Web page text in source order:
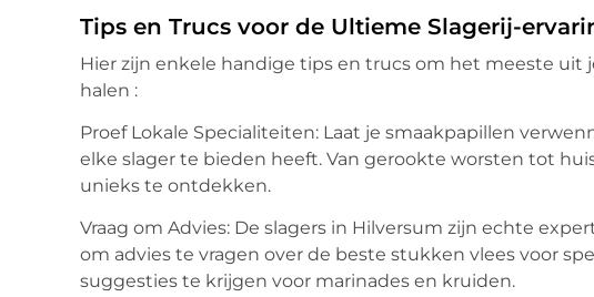
Tips en Trucs voor de Ultieme Slagerij-
Hier zijn enkele handige tips en trucs om het meeste uit
halen :
Proef Lokale Specialiteiten: Laat je smaakpapillen
elke slager te bieden heeft. Van gerookte worsten tot
unieks te ontdekken.
Vraag om Advies: De slagers in Hilversum zijn echte
om advies te vragen over de beste stukken vlees voor
suggesties te krijgen voor marinades en kruiden.